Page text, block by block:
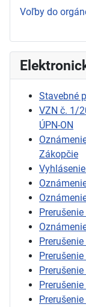
Voľby do
Stavebné
VZN č. 1/
ÚPN-ON
Zákopčie